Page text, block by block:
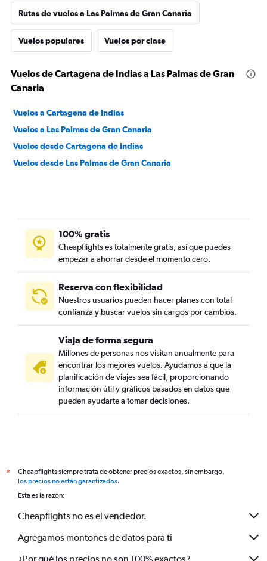
Rutas de vuelos a Las Palmas de Gran Canaria
Vuelos populares Vuelos por clase
Vuelos de Cartagena de Indias a Las Palmas de Gran
Canaria
Vuelos a Cartagena de Indias
Vuelos a Las Palmas de Gran Canaria
Vuelos desde Cartagena de Indias
Vuelos desde Las Palmas de Gran Canaria
100% gratis
Cheapflights es totalmente gratis, así que puedes
empezar a ahorrar desde el momento cero.
Reserva con flexibilidad
Nuestros usuarios pueden hacer planes con total
confianza y buscar vuelos sin cargos por cambios.
Viaja de forma segura
Millones de personas nos visitan anualmente para
encontrar los mejores vuelos. Ayudamos a que la
planificación de viajes sea fácil, proporcionando
información útil y gráficos basados en datos que
pueden ayudarte a tomar decisiones.
*
Cheapflights siempre trata de obtener precios exactos, sin embargo,
los precios no están garantizados.
Esta es la razón:
Cheapflights no es el vendedor.
Agregamos montones de datos para ti
¿Por qué los precios no son 100% exactos?